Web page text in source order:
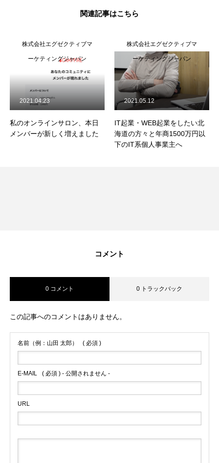
関連記事はこちら
株式会社エグゼクティブマ
ーケティングジャパン
私のオンラインサロン、本日
メンバーが新しく増えました
2021.04.23
株式会社エグゼクティブマ
ーケティングジャパン
IT起業・WEB起業をしたい北
海道の方々と年商1500万円以
下のIT系個人事業主へ
2021.05.12
コメント
0 コメント 0 トラックバック
この記事へのコメントはありません。
名前（例：山田 太郎） ( 必須 )
E-MAIL ( 必須 ) - 公開されません -
URL